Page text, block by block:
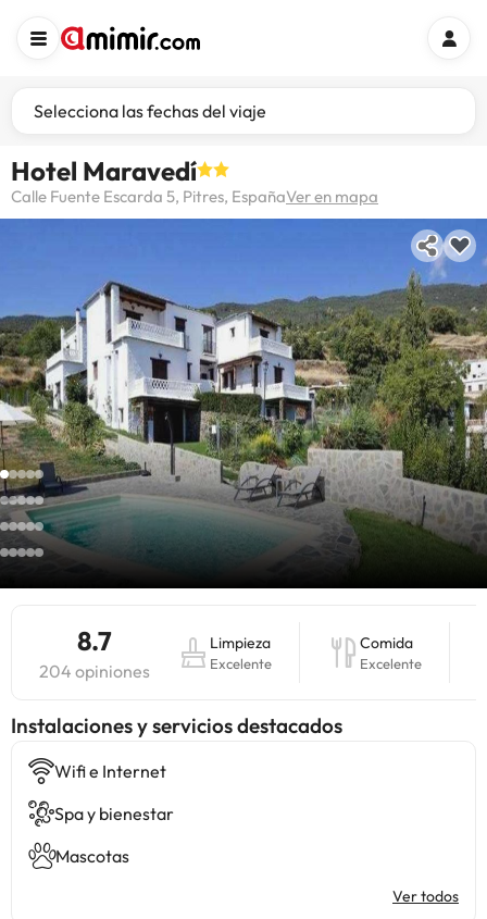
Selecciona las fechas del viaje
Hotel Maravedí
Calle Fuente Escarda 5, Pitres, EspañaVer en mapa
8.7
204 opiniones
Limpieza
Excelente
Comida
Excelente
Instalaciones y servicios destacados
Wifi e Internet
Spa y bienestar
Mascotas
Ver todos